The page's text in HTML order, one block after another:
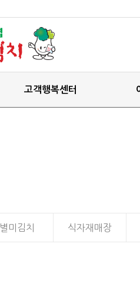
고객행복센터
별미김치 식자재매장